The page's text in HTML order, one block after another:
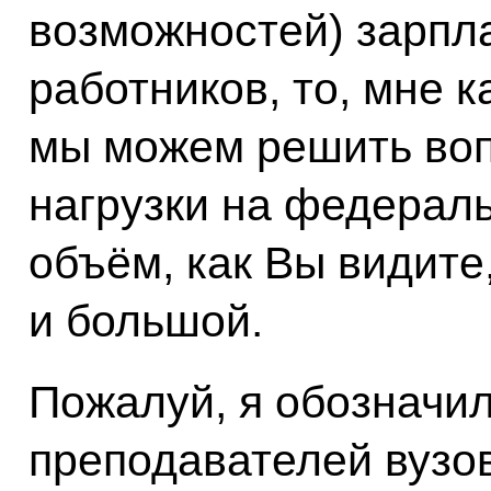
возможностей)
работников, то, мне
мы можем решить
нагрузки на
объём, как Вы
и большой.
Пожалуй, я
преподавателей